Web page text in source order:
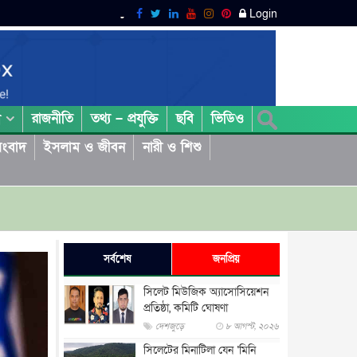
Login
রাজনীতি তথ্য – প্রযুক্তি ছবি
ভিডিও
ইসলাম ও জীবন
নারী ও শিশু
সর্বশেষ জনপ্রিয়
সিলেট মিউজিক অ্যাসোসিয়েশন
প্রতিষ্ঠা, কমিটি ঘোষণা
দেশজুড়ে ৮ আগস্ট, ২০২৬
সিলেটের মিনাটিলা যেন ‘মিনি